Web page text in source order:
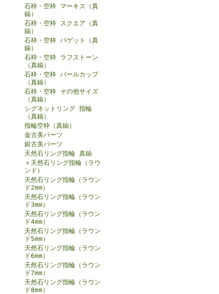
石枠・空枠 マーキス（真
鍮）
石枠・空枠 スクエア（真
鍮）
石枠・空枠 バゲット（真
鍮）
石枠・空枠 ラフストーン
（真鍮）
石枠・空枠 パールカップ
（真鍮）
石枠・空枠 その他サイズ
（真鍮）
シグネットリング 指輪
（真鍮）
指輪空枠（真鍮）
金古美パーツ
銀古美パーツ
天然石リング指輪 真鍮
＋天然石リング指輪（ラウ
ンド）
天然石リング指輪（ラウン
ド2mm）
天然石リング指輪（ラウン
ド3mm）
天然石リング指輪（ラウン
ド4mm）
天然石リング指輪（ラウン
ド5mm）
天然石リング指輪（ラウン
ド6mm）
天然石リング指輪（ラウン
ド7mm）
天然石リング指輪（ラウン
ド8mm）